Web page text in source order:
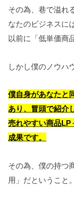
その為、巷で溢れ
なたのビジネスに
以前に「低単価商
しかし僕のノウハ
僕自身があなたと
あり 、冒頭で紹介
売れやすい商品LP
成果です。
その為、僕の持つ
用」だということ。